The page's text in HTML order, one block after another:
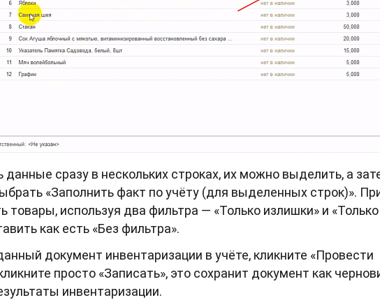
сразу в нескольких строках, их можно выделить, а
«Заполнить факт по учёту (для выделенных строк)».
товары, используя два фильтра — «Только излишки» и «Только
как есть «Без фильтра».
документ инвентаризации в учёте, кликните «Провести
просто «Записать», это сохранит документ как
инвентаризации.